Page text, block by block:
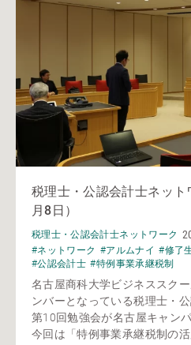
税理士・公認会計士ネッ
月8日）
税理士・公認会計士ネットワーク
#ネットワーク #アルムナイ #修了
#公認会計士 #特例事業承継税制
名古屋商科大学ビジネススク
ンバーとなっている税理士・
第10回勉強会が名古屋キャン
今回は「特例事業承継税制の活